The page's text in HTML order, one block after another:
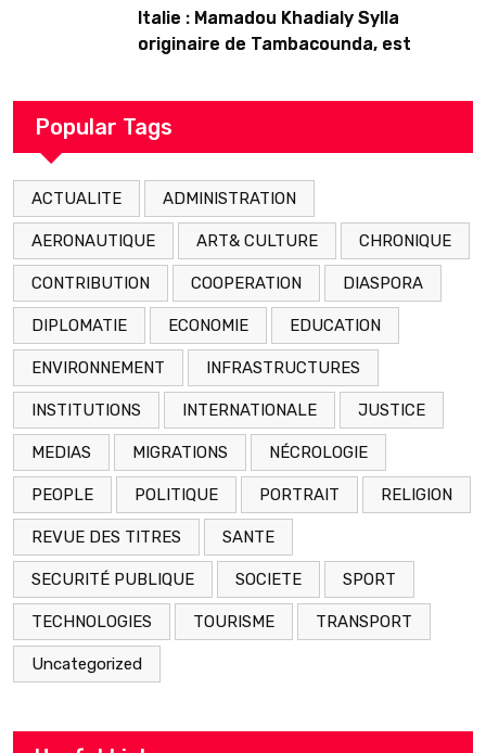
Italie : Mamadou Khadialy Sylla
originaire de Tambacounda, est
arrestation
Popular Tags
ACTUALITE ADMINISTRATION
AERONAUTIQUE ART& CULTURE CHRONIQUE
CONTRIBUTION COOPERATION DIASPORA
DIPLOMATIE ECONOMIE EDUCATION
ENVIRONNEMENT INFRASTRUCTURES
INSTITUTIONS INTERNATIONALE JUSTICE
MEDIAS MIGRATIONS NÉCROLOGIE
PEOPLE POLITIQUE PORTRAIT RELIGION
REVUE DES TITRES SANTE
SECURITÉ PUBLIQUE SOCIETE SPORT
TECHNOLOGIES TOURISME TRANSPORT
Uncategorized